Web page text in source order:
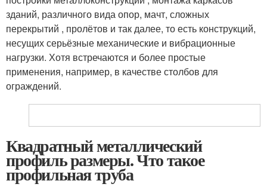
зданий, различного вида опор, мачт, сложных
перекрытий , пролётов и так далее, то есть конструкций,
несущих серьёзные механические и вибрационные
нагрузки. Хотя встречаются и более простые
применения, например, в качестве столбов для
ограждений.
Квадратный металлический
профиль размеры. Что такое
профильная труба